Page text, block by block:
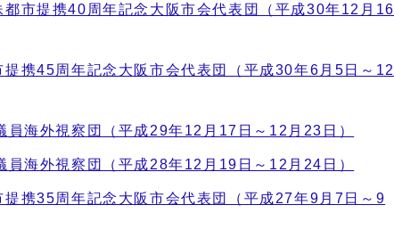
都市提携40周年記念大阪市会代表団（平成30年12月16
提携45周年記念大阪市会代表団（平成30年6月5日～12
員海外視察団（平成29年12月17日～12月23日）
員海外視察団（平成28年12月19日～12月24日）
提携35周年記念大阪市会代表団（平成27年9月7日～9